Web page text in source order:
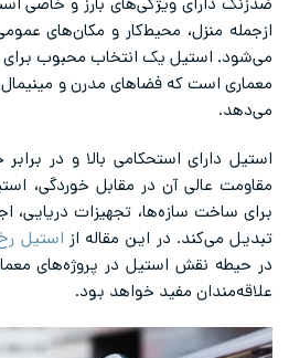
ضدزنگ دارای ویژگی‌های بارز و خاصی
ازجمله منزل، محیط‌کار و مکان‌های
می‌شود. استیل یک انتخاب محبوب برای
معماری است که فضاهای مدرن و مینیمال
می‌دهد.
استیل دارای استحکامی بالا و در
مقاومت عالی آن در مقابل خوردگی،
برای ساخت سازه‌ها، تجهیزات دریایی،
تبدیل می‌کند. در این مقاله از استیل
در حیطه نقش استیل در پروژه‌های
علاقه‌مندان مفید خواهد بود.